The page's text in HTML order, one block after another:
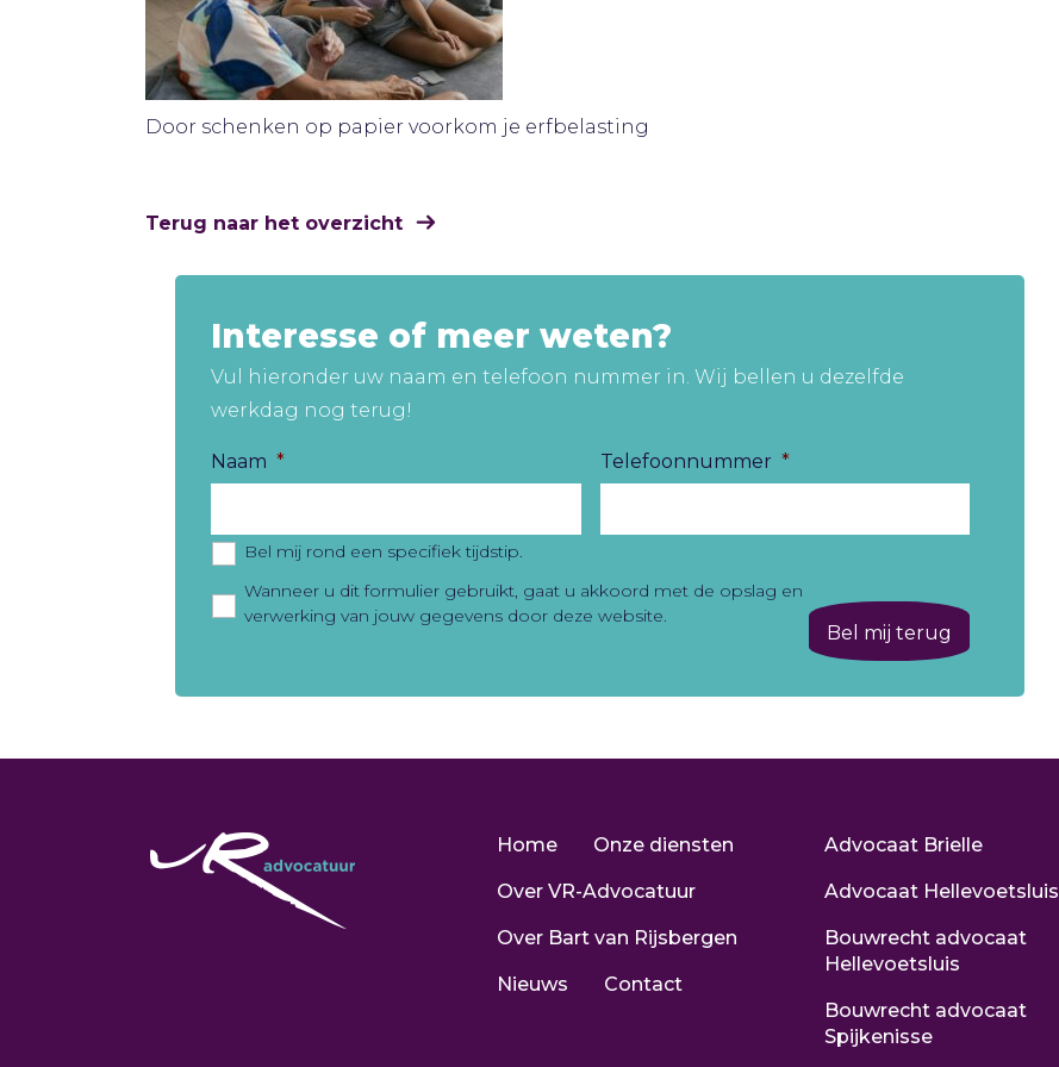
Door schenken op papier voorkom je erfbelasting
Terug naar het overzicht
Interesse of meer weten?
Vul hieronder uw naam en telefoon nummer in. Wij bellen u dezelfde
werkdag nog terug!
Naam * Telefoonnummer *
Bel mij rond een specifiek tijdstip.
Privacy *
Wanneer u dit formulier gebruikt, gaat u akkoord met de opslag en
verwerking van jouw gegevens door deze website.
Home Onze diensten
Over VR-Advocatuur
Over Bart van Rijsbergen
Nieuws Contact
Advocaat Brielle
Advocaat Hellevoetsluis
Bouwrecht advocaat
Hellevoetsluis
Bouwrecht advocaat
Spijkenisse